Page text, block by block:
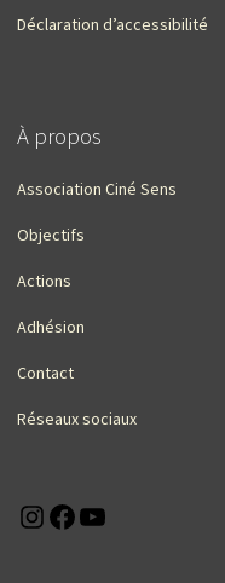
Déclaration d’accessibilité
À propos
Association Ciné Sens
Objectifs
Actions
Adhésion
Contact
Réseaux sociaux
Instagram
Facebook